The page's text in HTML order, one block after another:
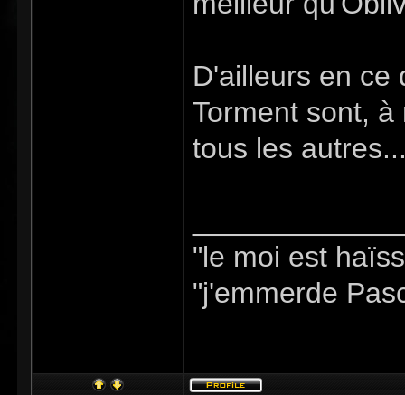
D'ailleurs en ce
Torment sont,
tous les
"le moi est
"j'emmerde